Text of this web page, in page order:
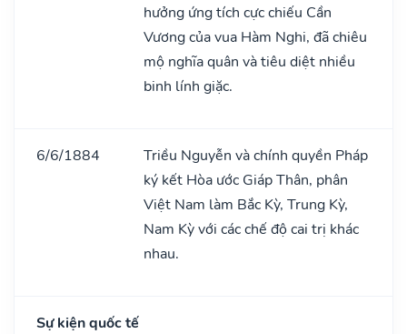
hưởng ứng tích cực chiếu Cần
Vương của vua Hàm Nghi, đã chiêu
mộ nghĩa quân và tiêu diệt nhiều
binh lính giặc.
6/6/1884
Triều Nguyễn và chính quyền Pháp
ký kết Hòa ước Giáp Thân, phân
Việt Nam làm Bắc Kỳ, Trung Kỳ,
Nam Kỳ với các chế độ cai trị khác
nhau.
Sự kiện quốc tế